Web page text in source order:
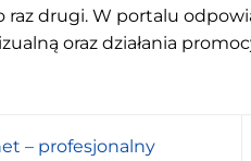
raz drugi. W portalu
oraz działania
– profesjonalny